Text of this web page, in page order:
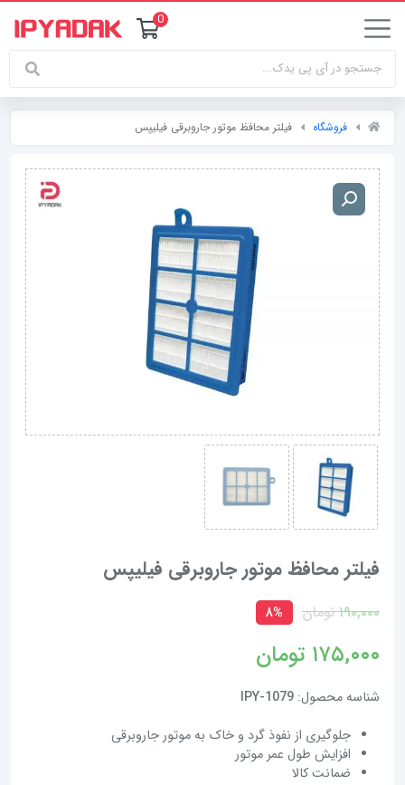
0
فروشگاه فیلتر محافظ موتور جاروبرقی فیلیپس
فیلتر محافظ موتور جاروبرقی فیلیپس
۱۹۰,۰۰۰ تومان ۸%
۱۷۵,۰۰۰ تومان
شناسه محصول: IPY-1079
جلوگیری از نفوذ گرد و خاک به موتور جاروبرقی
افزایش طول عمر موتور
ضمانت کالا